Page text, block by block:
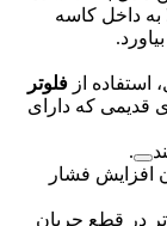
به داخل کاسه
از فلوتر
قدیمی که دارای
.
فشار
در قطع جریان